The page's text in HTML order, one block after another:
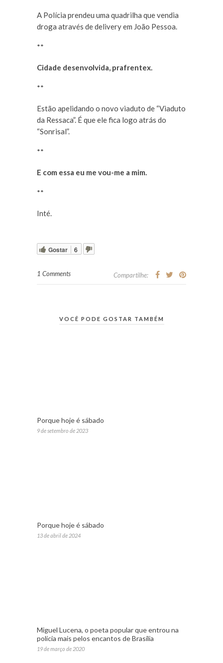
A Polícia prendeu uma quadrilha que vendia
droga através de delivery em João Pessoa.
**
Cidade desenvolvida, prafrentex.
**
Estão apelidando o novo viaduto de “Viaduto
da Ressaca”. É que ele fica logo atrás do
“Sonrisal”.
**
E com essa eu me vou-me a mim.
**
Inté.
Gostar 6
1 Comments Compartilhe:
VOCÊ PODE GOSTAR TAMBÉM
Porque hoje é sábado
9 de setembro de 2023
Porque hoje é sábado
13 de abril de 2024
Miguel Lucena, o poeta popular que entrou na
polícia mais pelos encantos de Brasília
19 de março de 2020